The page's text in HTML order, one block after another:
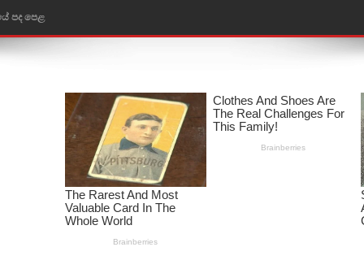
පද පෙළ
පෙළ
ගීතයේ පද පෙළ